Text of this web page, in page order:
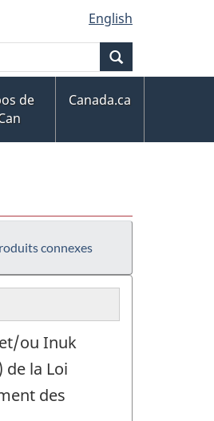
English
de
Canada.ca
connexes
ou Inuk
la Loi
des